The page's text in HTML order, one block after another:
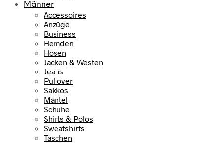
Männer
Accessoires
Anzüge
Business
Hemden
Hosen
Jacken & Westen
Jeans
Pullover
Sakkos
Mäntel
Schuhe
Shirts & Polos
Sweatshirts
Taschen